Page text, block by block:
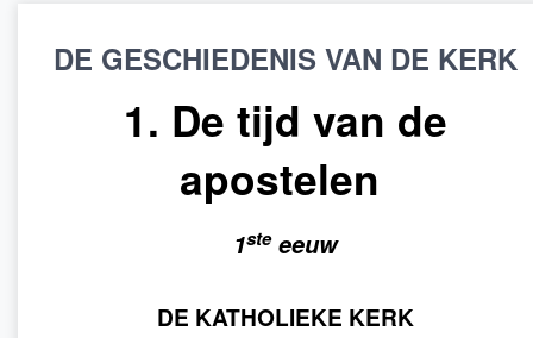
DE GESCHIEDENIS VAN DE KERK
1. De tijd van de
apostelen
1steeeuw
DE KATHOLIEKE KERK